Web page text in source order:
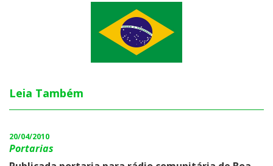
Leia Também
20/04/2010
Portarias